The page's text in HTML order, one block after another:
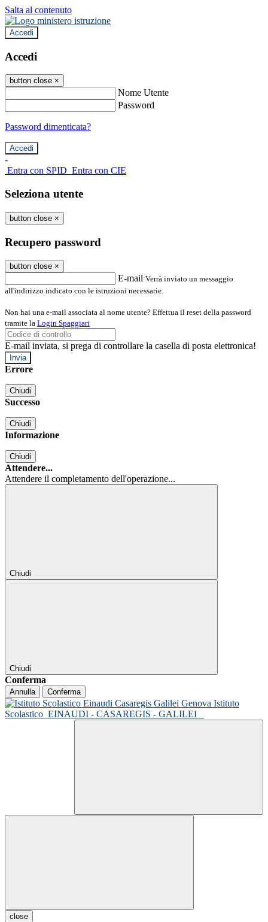
Salta al contenuto
Accedi
Accedi
button close ×
Nome Utente
Password
Password dimenticata?
-
Entra con SPID Entra con CIE
Seleziona utente
button close ×
Recupero password
button close ×
E-mail Verrà inviato un messaggio
all'indirizzo indicato con le istruzioni necessarie.
Non hai una e-mail associata al nome utente? Effettua il reset della password
tramite la Login Spaggiari
E-mail inviata, si prega di controllare la casella di posta elettronica!
Errore
Chiudi
Successo
Chiudi
Informazione
Chiudi
Attendere...
Attendere il completamento dell'operazione...
Chiudi
Chiudi
Conferma
Annulla Conferma
Istituto
Scolastico EINAUDI - CASAREGIS - GALILEI
close